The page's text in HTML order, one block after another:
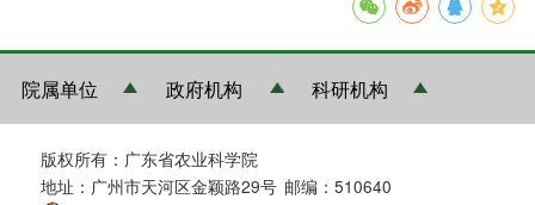
院属单位 政府机构 科研机构
版权所有：广东省农业科学院
地址：广州市天河区金颖路29号 邮编：510640